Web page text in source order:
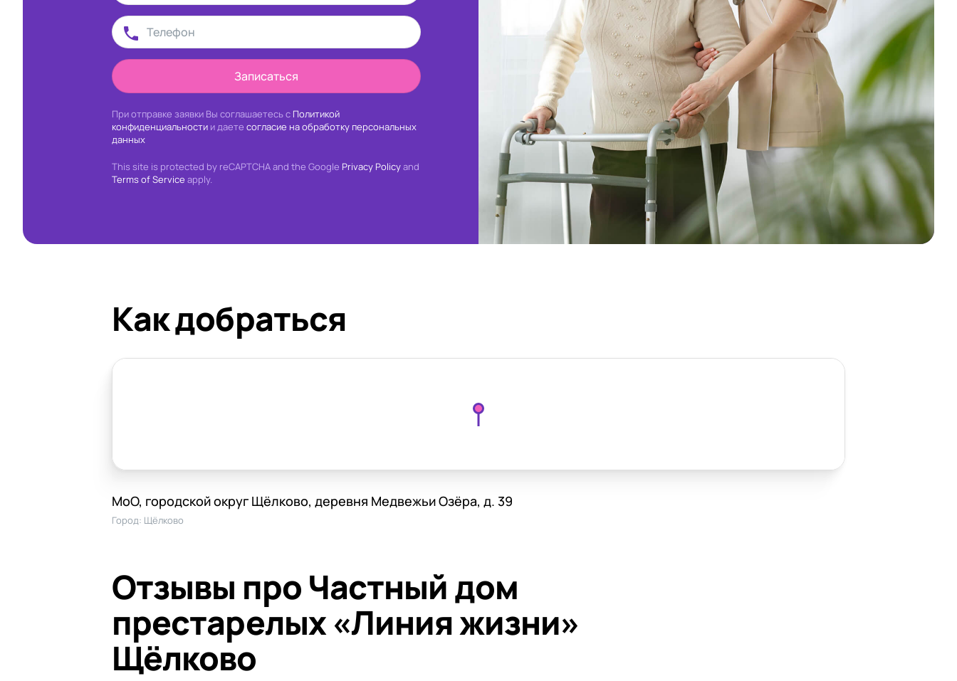
Записаться
При отправке заявки Вы соглашаетесь с Политикой
конфиденциальности и даете согласие на обработку персональных
данных
This site is protected by reCAPTCHA and the Google Privacy Policyand
Terms of Service apply.
Как добраться
МоО, городской округ Щёлково, деревня Медвежьи Озёра, д. 39
Город: Щёлково
Отзывы про Частный дом
престарелых «Линия жизни»
Щёлково